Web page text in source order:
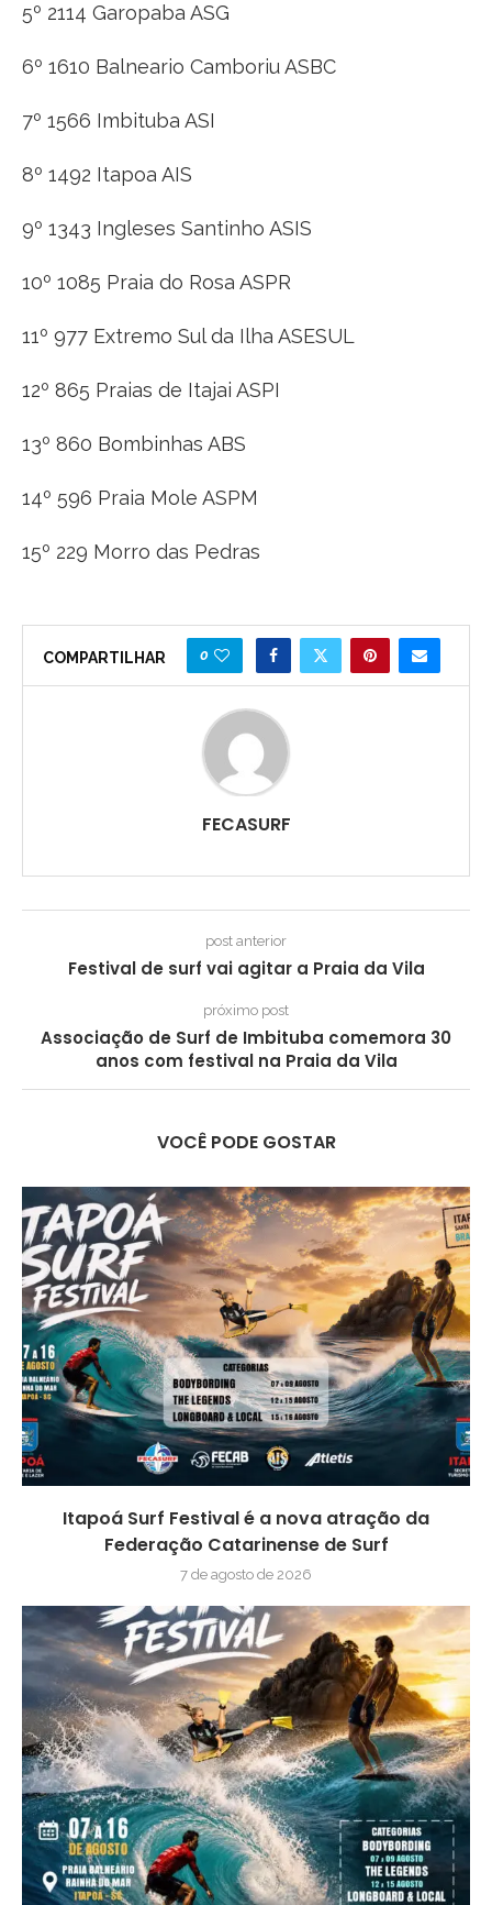
5º 2114 Garopaba ASG
6º 1610 Balneario Camboriu ASBC
7º 1566 Imbituba ASI
8º 1492 Itapoa AIS
9º 1343 Ingleses Santinho ASIS
10º 1085 Praia do Rosa ASPR
11º 977 Extremo Sul da Ilha ASESUL
12º 865 Praias de Itajai ASPI
13º 860 Bombinhas ABS
14º 596 Praia Mole ASPM
15º 229 Morro das Pedras
COMPARTILHAR 0
FECASURF
post anterior
Festival de surf vai agitar a Praia da Vila
próximo post
Associação de Surf de Imbituba comemora 30
anos com festival na Praia da Vila
VOCÊ PODE GOSTAR
Itapoá Surf Festival é a nova atração da
Federação Catarinense de Surf
7 de agosto de 2026